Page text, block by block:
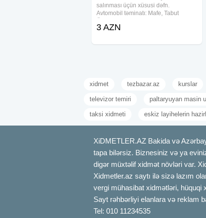
salınması üçün xüsusi dəfn.
Avtomobil təminatı: Mafe, Tabut
sink tabutların təşkili. Məzar üstü gül
idərə olunması
3 AZN
xidmet tezbazar.az kurslar
televizor temiri paltaryuyan masin
taksi xidmeti eskiz layihelerin
XiDMETLER.AZ Bakida və
tapa bilərsiz. Biznesiniz və ya
digər müxtəlif xidmət növləri var.
Xidmetler.az saytı ilə sizə lazım
vergi mühasibat xidmətləri, hüquqi
Sayt rəhbərliyi elanlara və reklam
Tel: 010 11234535